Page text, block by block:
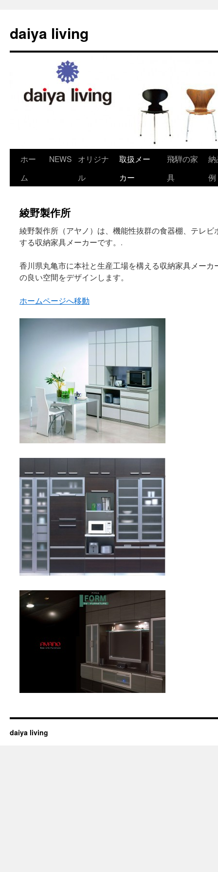
daiya living
コ
ン
ツ
ス
ッ
ホー
ム
NEWS
オリジナ
ル
取扱メー
カー
飛騨の家
具
納
例
綾野製作所
綾野製作所（アヤノ）は、機能性抜群の食器棚、テレ
する収納家具メーカーです。.
香川県丸亀市に本社と生産工場を構える収納家具メー
の良い空間をデザインします。
ホームページへ移動
daiya living